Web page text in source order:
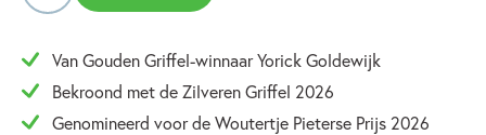
Van Gouden Griffel-winnaar Yorick Goldewijk
Bekroond met de Zilveren Griffel 2026
Genomineerd voor de Woutertje Pieterse Prijs 2026